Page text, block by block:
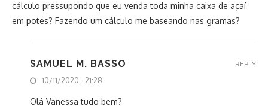
cálculo pressupondo que eu venda toda minha caixa de açaí
em potes? Fazendo um cálculo me baseando nas gramas?
SAMUEL M. BASSO
10/11/2020 - 21:28
Olá Vanessa tudo bem?
REPLY